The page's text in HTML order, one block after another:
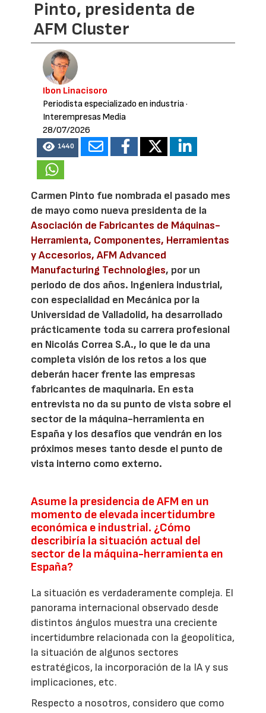
Pinto, presidenta de
AFM Cluster
Ibon Linacisoro
Periodista especializado en industria·
Interempresas Media
28/07/2026
1440
Carmen Pinto fue nombrada el pasado mes
de mayo como nueva presidenta de la
Asociación de Fabricantes de Máquinas-
Herramienta, Componentes, Herramientas
y Accesorios, AFM Advanced
Manufacturing Technologies, por un
periodo de dos años. Ingeniera industrial,
con especialidad en Mecánica por la
Universidad de Valladolid, ha desarrollado
prácticamente toda su carrera profesional
en Nicolás Correa S.A., lo que le da una
completa visión de los retos a los que
deberán hacer frente las empresas
fabricantes de maquinaria. En esta
entrevista no da su punto de vista sobre el
sector de la máquina-herramienta en
España y los desafíos que vendrán en los
próximos meses tanto desde el punto de
vista interno como externo.
Asume la presidencia de AFM en un
momento de elevada incertidumbre
económica e industrial. ¿Cómo
describiría la situación actual del
sector de la máquina-herramienta en
España?
La situación es verdaderamente compleja. El
panorama internacional observado desde
distintos ángulos muestra una creciente
incertidumbre relacionada con la geopolítica,
la situación de algunos sectores
estratégicos, la incorporación de la IA y sus
implicaciones, etc.
Respecto a nosotros, considero que como